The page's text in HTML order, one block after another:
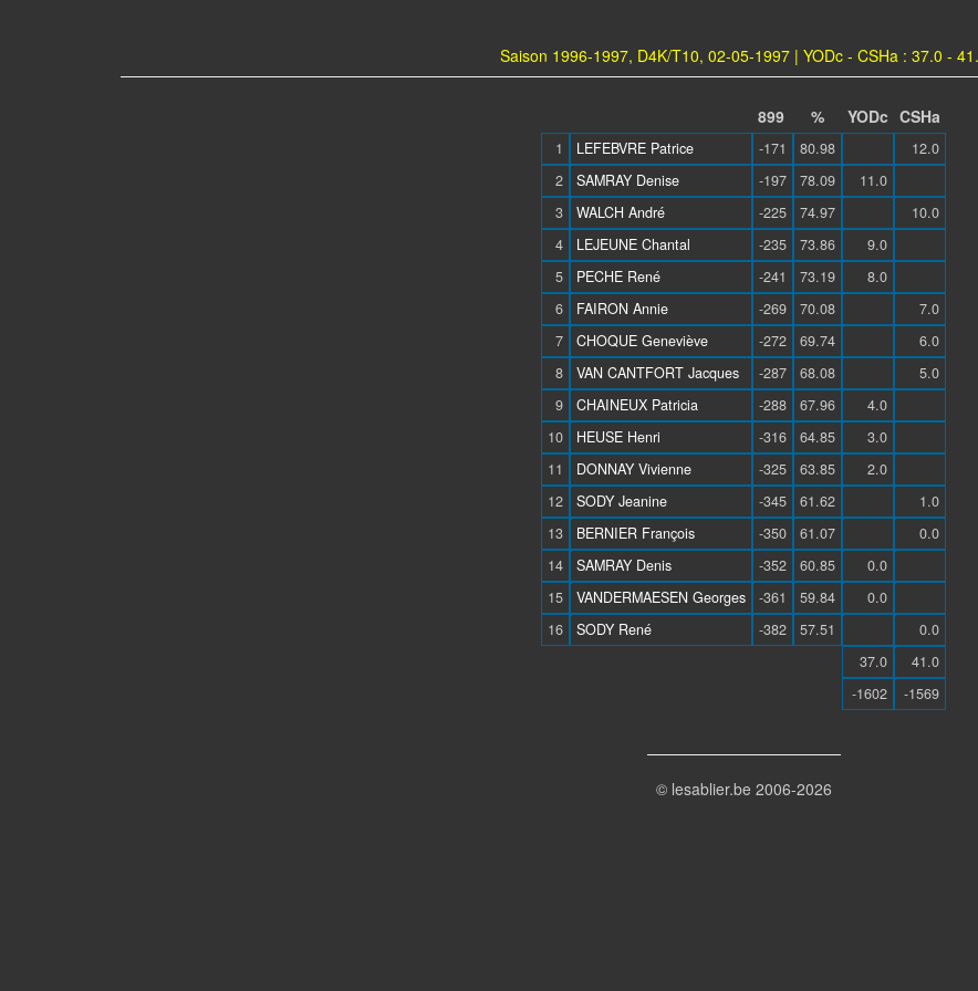
Saison 1996-1997, D4K/T10, 02-05-1997 | YODc - CSHa : 37.0 -
899 % YODc CSHa
1 LEFEBVRE Patrice -171 80.98
12.0
2
SAMRAY Denise -197 78.09
11.0
3
WALCH André -225 74.97
10.0
4
LEJEUNE Chantal -235 73.86
9.0
5
PECHE René -241 73.19
8.0
6
FAIRON Annie -269 70.08
7.0
7
CHOQUE Geneviève -272 69.74
6.0
8
VAN CANTFORT Jacques -287 68.08
5.0
9
CHAINEUX Patricia -288 67.96
4.0
10
HEUSE Henri -316 64.85
3.0
11
DONNAY Vivienne -325 63.85
2.0
12
SODY Jeanine -345 61.62
1.0
13
BERNIER François -350 61.07
0.0
14
SAMRAY Denis -352 60.85
0.0
15
VANDERMAESEN Georges -361 59.84
0.0
16
SODY René -382 57.51
0.0
37.0
41.0
-1602
-1569
© lesablier.be 2006-2026